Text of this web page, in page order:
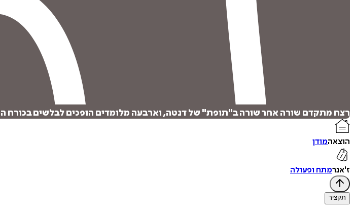
רצח מתקדם שורה אחר שורה ב"תופת" של דנטה, וארבעה מלומדים הופכים לבלשים בכורח
הוצאהמודן
ז'אנרמתח ופעולה
תקציר